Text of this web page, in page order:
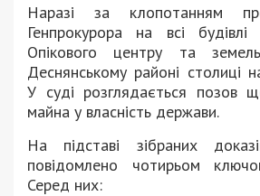
Наразі за клопотанням
Генпрокурора на всі будівлі
Опікового центру та
Деснянському районі столиці
У суді розглядається позов
майна у власність держави.
На підставі зібраних
повідомлено чотирьом
Серед них: